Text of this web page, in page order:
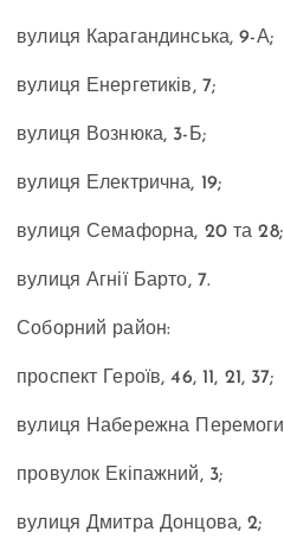
вулиця Карагандинська, 9-А;
вулиця Енергетиків, 7;
вулиця Вознюка, 3-Б;
вулиця Електрична, 19;
вулиця Семафорна, 20та28;
вулиця Агнії Барто, 7.
Соборний район:
проспект Героїв, 46, 11 , 21, 37;
вулиця Набережна Перемоги
провулок Екіпажний, 3;
вулиця Дмитра Донцова, 2;